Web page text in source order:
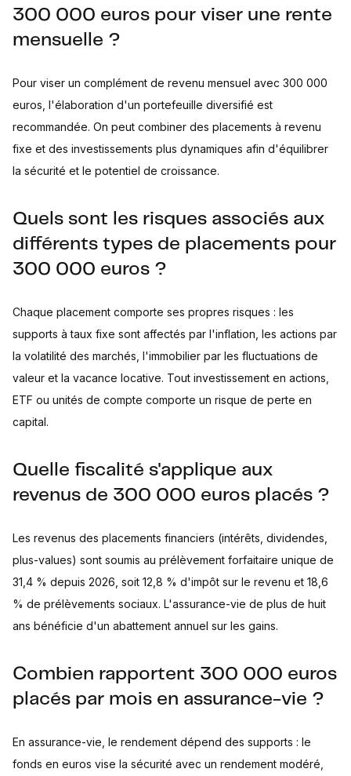
300 000 euros pour viser une rente
mensuelle ?
Pour viser un complément de revenu mensuel avec 300 000
euros, l'élaboration d'un portefeuille diversifié est
recommandée. On peut combiner des placements à revenu
fixe et des investissements plus dynamiques afin d'équilibrer
la sécurité et le potentiel de croissance.
Quels sont les risques associés aux
différents types de placements pour
300 000 euros ?
Chaque placement comporte ses propres risques : les
supports à taux fixe sont affectés par l'inflation, les actions par
la volatilité des marchés, l'immobilier par les fluctuations de
valeur et la vacance locative. Tout investissement en actions,
ETF ou unités de compte comporte un risque de perte en
capital.
Quelle fiscalité s'applique aux
revenus de 300 000 euros placés ?
Les revenus des placements financiers (intérêts, dividendes,
plus-values) sont soumis au prélèvement forfaitaire unique de
31,4 % depuis 2026, soit 12,8 % d'impôt sur le revenu et 18,6
% de prélèvements sociaux. L'assurance-vie de plus de huit
ans bénéficie d'un abattement annuel sur les gains.
Combien rapportent 300 000 euros
placés par mois en assurance-vie ?
En assurance-vie, le rendement dépend des supports : le
fonds en euros vise la sécurité avec un rendement modéré,